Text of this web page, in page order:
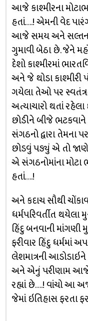
આજે કાશ્મીરના
હતાં….! એમની વેદ
આજે સમય અને
ગુમાવી બેઠા છે. જેને
દેશો કાશ્મીરમાં
અને જે થોડા કાશ્મીરી
ગયેલા તેઓ પર
અત્યાચારો થતાં
છોડીને બીજે
સંગઠનો દ્વારા તેમના
છોડવું પડ્યું એ તો
એ સંગઠનોમાંના મોટા
હતાં….!
અને કદાચ સૌથી
ધર્મપરિવર્તીત
હિંદુ બનવાની
ફરીવાર હિંદુ ધર્મમાં
લેશમાત્રની
અને એનું પરીણામ આજે
રહ્યાં છે….! વાંચો આ
જેમાં ઇતિહાસ ફરતા